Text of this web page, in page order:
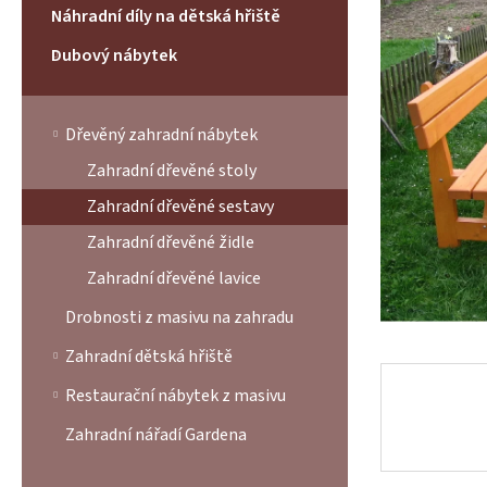
e
Náhradní díly na dětská hřiště
Dubový nábytek
Dřevěný zahradní nábytek
Zahradní dřevěné stoly
Zahradní dřevěné sestavy
Zahradní dřevěné židle
Zahradní dřevěné lavice
Drobnosti z masivu na zahradu
Zahradní dětská hřiště
Restaurační nábytek z masivu
Zahradní nářadí Gardena
z
5